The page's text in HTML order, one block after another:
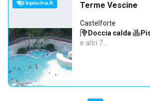
Terme Vescine
Castelforte
Doccia calda·
e altri 7…